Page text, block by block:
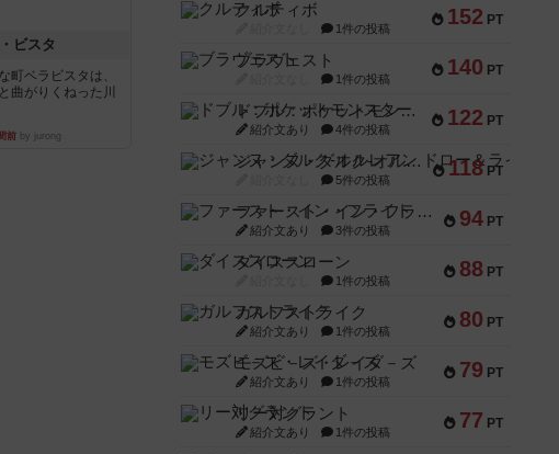
ビスタ
町ベラビスタは、
曲がりくねった川
前by jurong
152 PT
クルティボ
1件の投稿
140 PT
ブラヴェスト
1件の投稿
122 PT
ドブル：ポケットモンスター
紹介文あり 4件の投稿
118 PT
ジャンヌ・ダルク-オルレアン ドロー＆ライト
5件の投稿
94 PT
ファースト・イン・フライト
紹介文あり 3件の投稿
88 PT
ダイススローン
1件の投稿
80 PT
ガルフストライク
紹介文あり 1件の投稿
79 PT
モズビ－ズ・レイダ－ズ
紹介文あり 1件の投稿
77 PT
リー対グラント
紹介文あり 1件の投稿